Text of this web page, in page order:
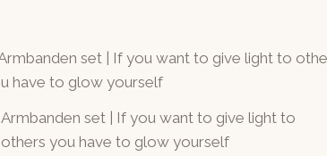
Armbanden set | If you want to give light to
others you have to glow yourself